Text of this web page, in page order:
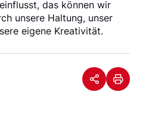
das können wir
unsere Haltung, unser
eigene Kreativität.